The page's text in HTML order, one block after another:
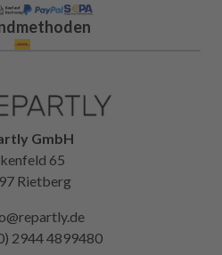
GmbH
65
Rietberg
2944 4899480